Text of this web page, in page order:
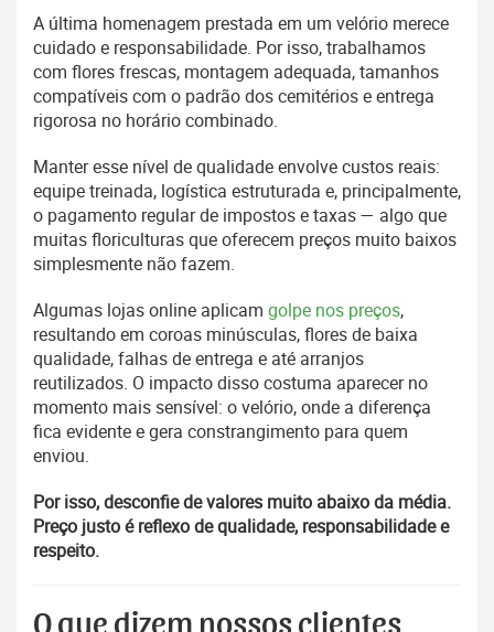
A última homenagem prestada em um velório merece
cuidado e responsabilidade. Por isso, trabalhamos
com flores frescas, montagem adequada, tamanhos
compatíveis com o padrão dos cemitérios e entrega
rigorosa no horário combinado.
Manter esse nível de qualidade envolve custos reais:
equipe treinada, logística estruturada e, principalmente,
o pagamento regular de impostos e taxas — algo que
muitas floriculturas que oferecem preços muito baixos
simplesmente não fazem.
Algumas lojas online aplicam golpe nos preços,
resultando em coroas minúsculas, flores de baixa
qualidade, falhas de entrega e até arranjos
reutilizados. O impacto disso costuma aparecer no
momento mais sensível: o velório, onde a diferença
fica evidente e gera constrangimento para quem
enviou.
Por isso, desconfie de valores muito abaixo da média.
Preço justo é reflexo de qualidade, responsabilidade e
respeito.